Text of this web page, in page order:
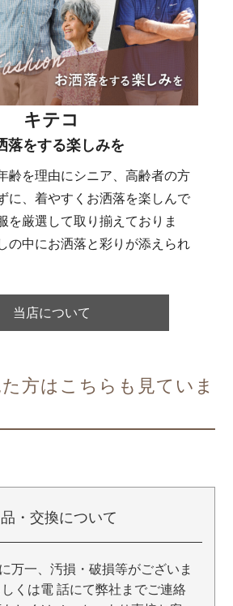
キテコ
落をする楽しみを
齢を理由にシニア、高齢者の方
に、着やすくお洒落を楽しんで
を厳選して取り揃えておりま
の中にお洒落と彩りが添えられ
当店について
方はこちらも見ていま
・交換について
万一、汚損・破損等がございま
くは電 話にて弊社までご連絡